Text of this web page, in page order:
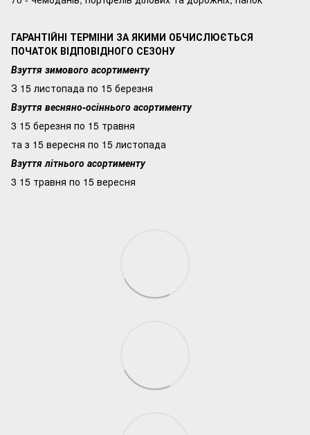
ГАРАНТІЙНІ ТЕРМІНИ ЗА ЯКИМИ ОБЧИСЛЮЄТЬСЯ
ПОЧАТОК ВІДПОВІДНОГО СЕЗОНУ
Взуття зимового асортименту
З 15 листопада по 15 березня
Взуття весняно-осіннього асортименту
3 15 березня по 15 травня
та з 15 вересня по 15 листопада
Взуття літнього асортименту
3 15 травня по 15 вересня